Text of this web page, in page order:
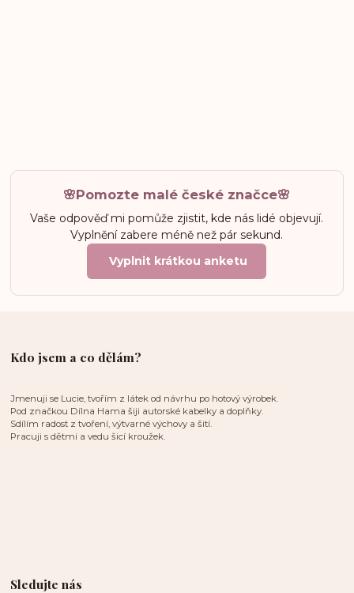
🌸Pomozte malé české značce🌸
Vaše odpověď mi pomůže zjistit, kde nás lidé objevují.
Vyplnění zabere méně než pár sekund.
Vyplnit krátkou anketu
Kdo jsem a co dělám?
Jmenuji se Lucie, tvořím z látek od návrhu po hotový výrobek.
Pod značkou Dílna Hama šiji autorské kabelky a doplňky.
Sdílím radost z tvoření, výtvarné výchovy a šití.
Pracuji s dětmi a vedu šicí kroužek.
Sledujte nás